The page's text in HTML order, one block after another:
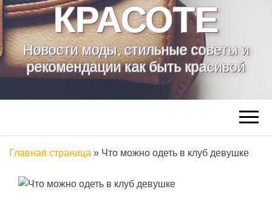
КРАСОТЕ
Новости моды, стильные советы и
рекомендации как быть красивой
Главная страница » Что можно одеть в клуб девушке